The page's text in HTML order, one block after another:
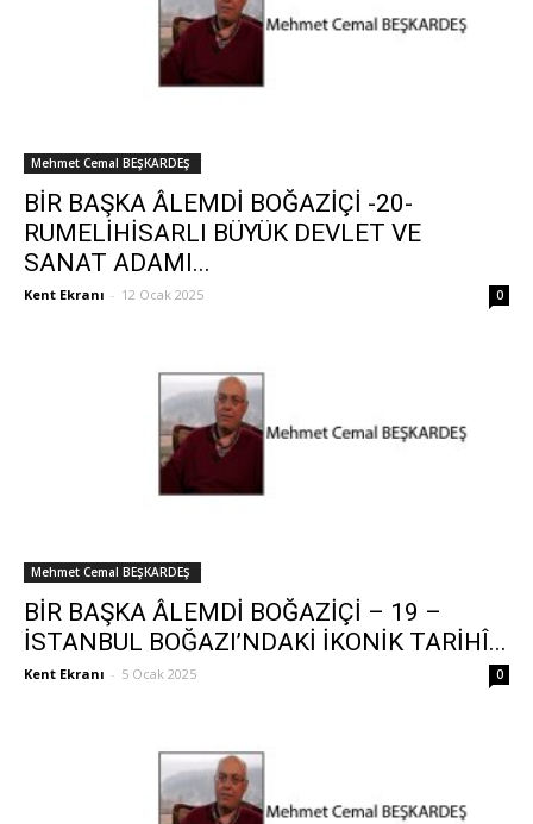
Mehmet Cemal BEŞKARDEŞ
BİR BAŞKA ÂLEMDİ BOĞAZİÇİ -20-
RUMELİHİSARLI BÜYÜK DEVLET VE
SANAT ADAMI...
Kent Ekranı - 12 Ocak 2025 0
Mehmet Cemal BEŞKARDEŞ
BİR BAŞKA ÂLEMDİ BOĞAZİÇİ – 19 –
İSTANBUL BOĞAZI’NDAKİ İKONİK TARİHÎ...
Kent Ekranı - 5 Ocak 2025 0